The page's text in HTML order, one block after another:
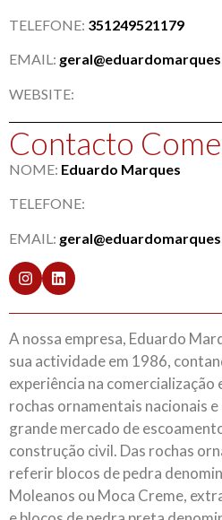
TELEFONE: 351249521179
EMAIL:
WEBSITE:
Contacto
NOME: Eduardo Marques
TELEFONE:
EMAIL:
A nossa empresa, Eduardo
sua actividade em 1986,
experiência na
rochas ornamentais nacionais
grande mercado de
construção civil. Das rochas
referir blocos de pedra
Moleanos ou Moca Creme,